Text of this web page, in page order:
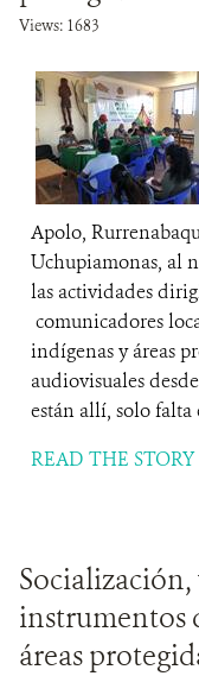
Views: 1683
Apolo,
Uchupiamonas, al
las actividades
comunicadores
indígenas y áreas
audiovisuales
están allí, solo falta
READ THE STORY
instrumentos
áreas